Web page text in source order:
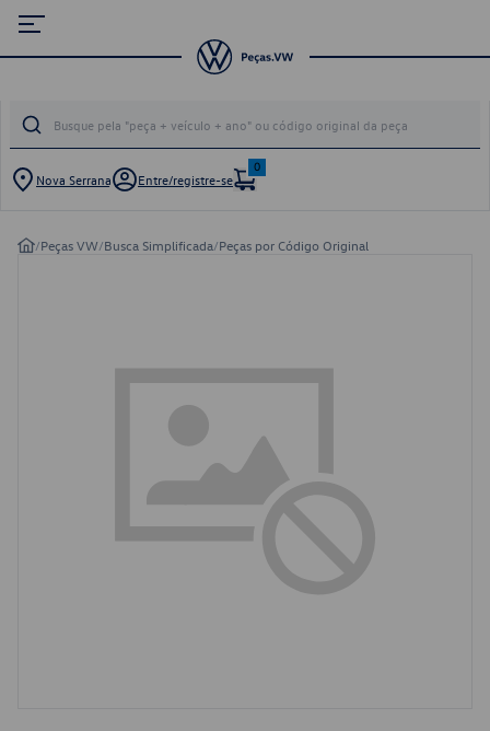
Nova Serrana Entre/registre-se
0
/Peças VW/Busca Simplificada/Peças por Código Original